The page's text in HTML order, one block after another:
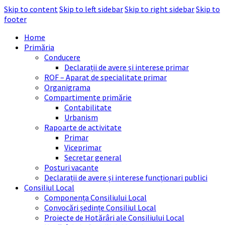
Skip to contentSkip to left sidebarSkip to right sidebarSkip to
footer
Home
Primăria
Conducere
Declarații de avere și interese primar
ROF – Aparat de specialitate primar
Organigrama
Compartimente primărie
Contabilitate
Urbanism
Rapoarte de activitate
Primar
Viceprimar
Secretar general
Posturi vacante
Declarații de avere și interese funcționari publici
Consiliul Local
Componența Consiliului Local
Convocări ședințe Consiliul Local
Proiecte de Hotărâri ale Consiliului Local